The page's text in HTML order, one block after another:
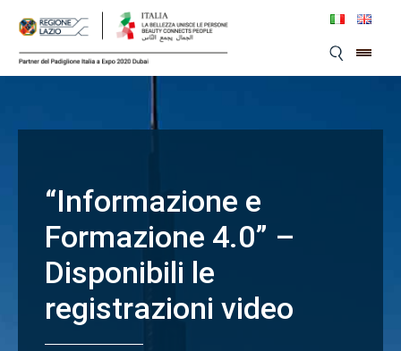
content
“Informazione e
Formazione 4.0” –
Disponibili le
registrazioni video